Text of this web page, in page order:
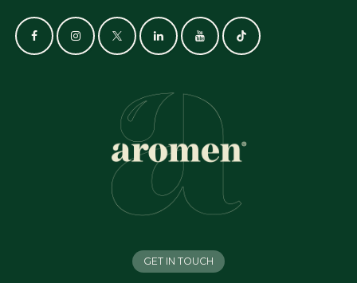
GET IN TOUCH